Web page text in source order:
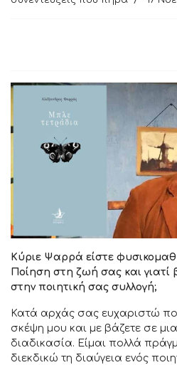
Κύριε Ψαρρά είστε
Ποίηση στη ζωή σας και γιατί
στην ποιητική σας συλλογή;
Κατά αρχάς σας ευχαριστώ
σκέψη μου και με βάζετε σε
διαδικασία. Είμαι πολλά
διεκδικώ τη διαύγεια ενός